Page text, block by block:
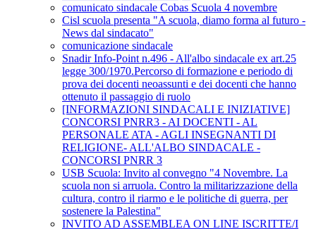
comunicato sindacale Cobas Scuola 4 novembre
Cisl scuola presenta "A scuola, diamo forma al futuro -
News dal sindacato"
comunicazione sindacale
Snadir Info-Point n.496 - All'albo sindacale ex art.25
legge 300/1970.Percorso di formazione e periodo di
prova dei docenti neoassunti e dei docenti che hanno
ottenuto il passaggio di ruolo
[INFORMAZIONI SINDACALI E INIZIATIVE]
CONCORSI PNRR3 - AI DOCENTI - AL
PERSONALE ATA - AGLI INSEGNANTI DI
RELIGIONE- ALL'ALBO SINDACALE -
CONCORSI PNRR 3
USB Scuola: Invito al convegno "4 Novembre. La
scuola non si arruola. Contro la militarizzazione della
cultura, contro il riarmo e le politiche di guerra, per
sostenere la Palestina"
INVITO AD ASSEMBLEA ON LINE ISCRITTE/I